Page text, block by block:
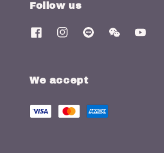
Follow us
We accept